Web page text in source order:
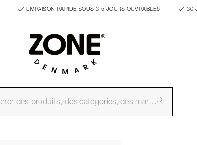
LIVRAISON RAPIDE SOUS 3-5 JOURS OUVRABLES 30